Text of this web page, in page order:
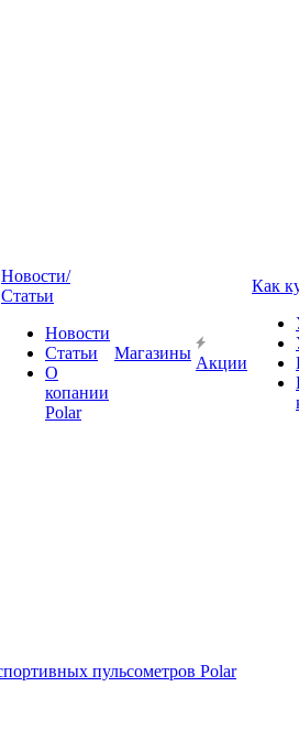
Новости/
Статьи
Новости
Статьи
О
копании
Polar
Магазины
Акции
Как